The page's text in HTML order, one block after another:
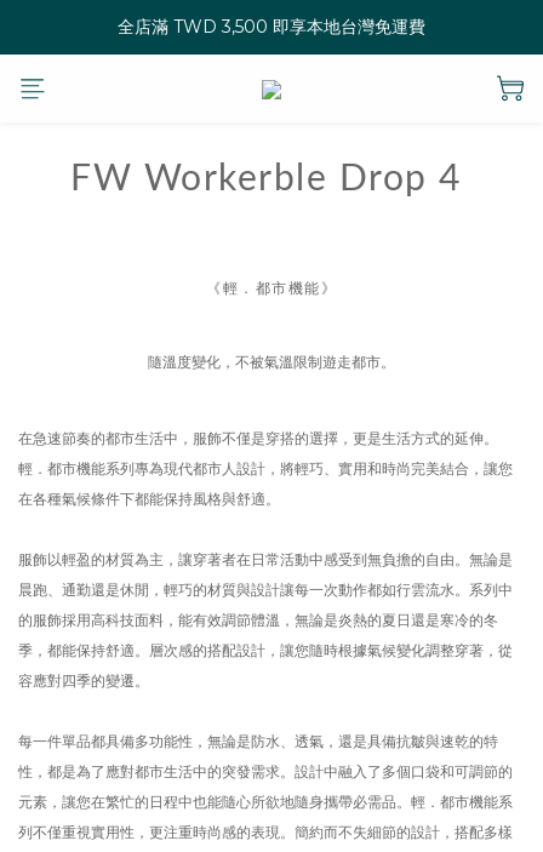
全店滿 TWD 3,500 即享本地台灣免運費
FW Workerble Drop 4
《輕．都市機能》
隨溫度變化，不被氣溫限制遊走都市。
在急速節奏的都市生活中，服飾不僅是穿搭的選擇，更是生活方式的延伸。
輕．都市機能系列專為現代都市人設計，將輕巧、實用和時尚完美結合，讓您
在各種氣候條件下都能保持風格與舒適。
服飾以輕盈的材質為主，讓穿著者在日常活動中感受到無負擔的自由。無論是
晨跑、通勤還是休閒，輕巧的材質與設計讓每一次動作都如行雲流水。系列中
的服飾採用高科技面料，能有效調節體溫，無論是炎熱的夏日還是寒冷的冬
季，都能保持舒適。層次感的搭配設計，讓您隨時根據氣候變化調整穿著，從
容應對四季的變遷。
每一件單品都具備多功能性，無論是防水、透氣，還是具備抗皺與速乾的特
性，都是為了應對都市生活中的突發需求。設計中融入了多個口袋和可調節的
元素，讓您在繁忙的日程中也能隨心所欲地隨身攜帶必需品。輕．都市機能系
列不僅重視實用性，更注重時尚感的表現。簡約而不失細節的設計，搭配多樣